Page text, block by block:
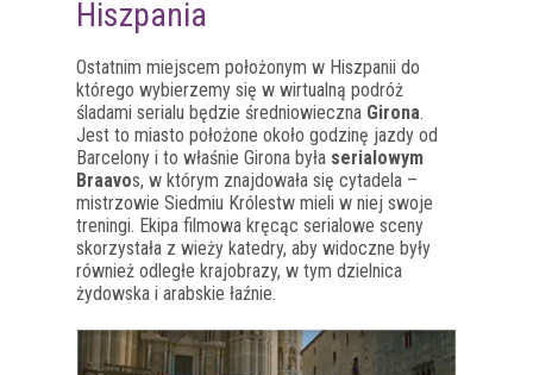
Hiszpania
Ostatnim miejscem położonym w Hiszpanii do
którego wybierzemy się w wirtualną podróż
śladami serialu będzie średniowieczna Girona.
Jest to miasto położone około godzinę jazdy od
Barcelony i to właśnie Girona była serialowym
Braavos, w którym znajdowała się cytadela –
mistrzowie Siedmiu Królestw mieli w niej swoje
treningi. Ekipa filmowa kręcąc serialowe sceny
skorzystała z wieży katedry, aby widoczne były
również odległe krajobrazy, w tym dzielnica
żydowska i arabskie łaźnie.